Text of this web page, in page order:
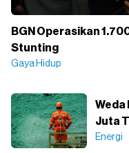
BGN Operasikan
Stunting
Gaya Hidup
Weda
Juta
Energi